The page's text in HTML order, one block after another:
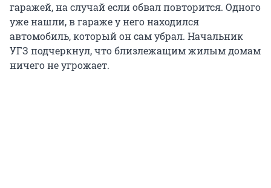
гаражей, на случай если обвал повторится. Одного
уже нашли, в гараже у него находился
автомобиль, который он сам убрал. Начальник
УГЗ подчеркнул, что близлежащим жилым домам
ничего не угрожает.